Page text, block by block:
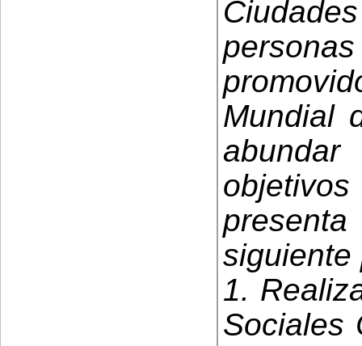
Mundial
siguiente
1.
Sociales